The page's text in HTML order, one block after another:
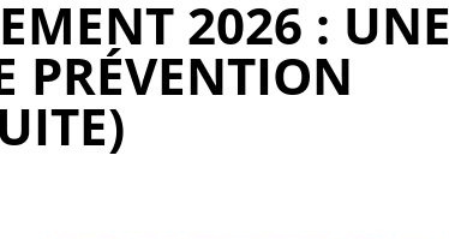
2026 : UNE
PRÉVENTION